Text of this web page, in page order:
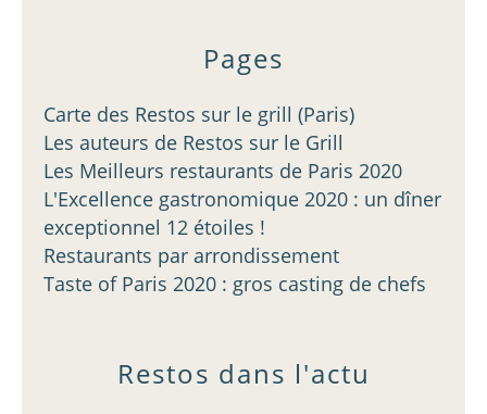
Pages
Carte des Restos sur le grill (Paris)
Les auteurs de Restos sur le Grill
Les Meilleurs restaurants de Paris 2020
L'Excellence gastronomique 2020 : un dîner
exceptionnel 12 étoiles !
Restaurants par arrondissement
Taste of Paris 2020 : gros casting de chefs
Restos dans l'actu